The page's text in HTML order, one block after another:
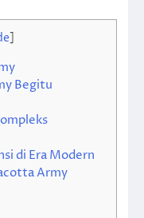
]
Begitu
di Era Modern
Army